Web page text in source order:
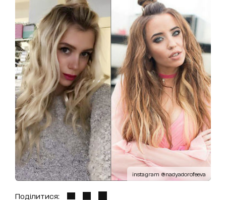
instagram @nadyadorofeeva
Поділитися: